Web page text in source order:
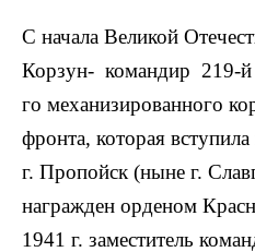
С начала Великой
Корзун- командир 219-й
го механизированного
фронта, которая
г. Пропойск (ныне г.
награжден орденом
1941 г. заместитель